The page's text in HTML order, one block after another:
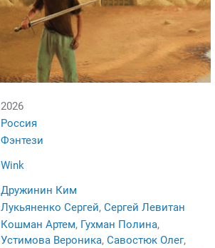
2026
Россия
Фэнтези
Wink
Дружинин Ким
Лукьяненко Сергей, Сергей Левитан
Кошман Артем, Гухман Полина,
Устимова Вероника, Савостюк Олег,